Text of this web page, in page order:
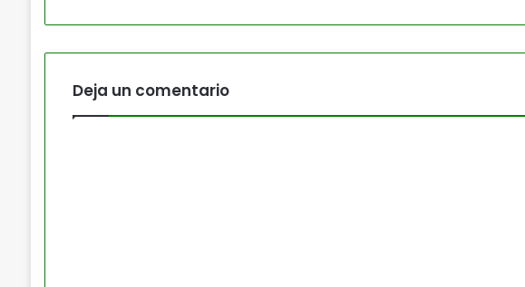
Deja un comentario